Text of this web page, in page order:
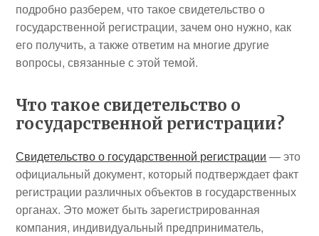
подробно разберем, что такое свидетельство о
государственной регистрации, зачем оно нужно, как
его получить, а также ответим на многие другие
вопросы, связанные с этой темой.
Что такое свидетельство о
государственной регистрации?
Свидетельство о государственной регистрации — это
официальный документ, который подтверждает факт
регистрации различных объектов в государственных
органах. Это может быть зарегистрированная
компания, индивидуальный предприниматель,